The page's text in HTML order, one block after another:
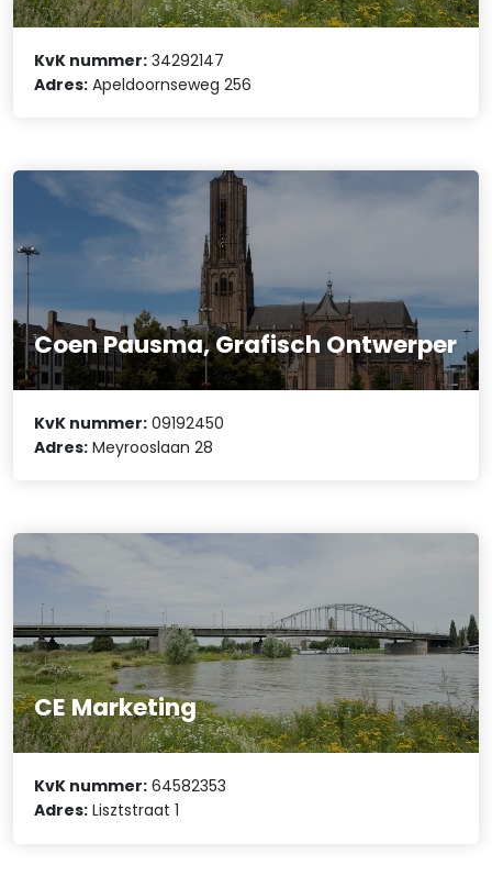
KvK nummer: 34292147
Adres: Apeldoornseweg 256
Coen Pausma, Grafisch Ontwerper
KvK nummer: 09192450
Adres: Meyrooslaan 28
CE Marketing
KvK nummer: 64582353
Adres: Lisztstraat 1